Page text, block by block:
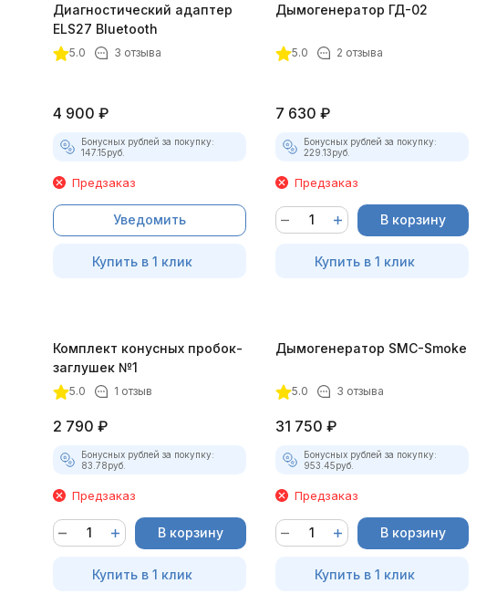
Диагностический адаптер
ELS27 Bluetooth
5.0 3 отзыва
4 900 ₽
Бонусных рублей за покупку:
147.15руб.
Предзаказ
Уведомить
Купить в 1 клик
Дымогенератор ГД-02
5.0 2 отзыва
7 630 ₽
Бонусных рублей за покупку:
229.13руб.
Предзаказ
В корзину
Купить в 1 клик
Комплект конусных пробок-
заглушек №1
5.0 1 отзыв
2 790 ₽
Бонусных рублей за покупку:
83.78руб.
Предзаказ
В корзину
Купить в 1 клик
Дымогенератор SMC-Smoke
5.0 3 отзыва
31 750 ₽
Бонусных рублей за покупку:
953.45руб.
Предзаказ
В корзину
Купить в 1 клик